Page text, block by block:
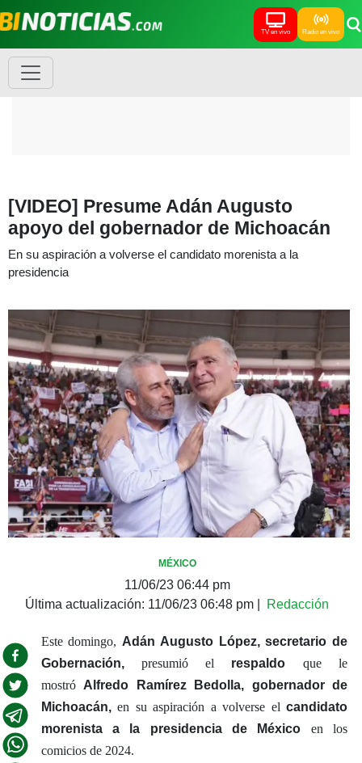
TV en vivo Radio en vivo
[VIDEO] Presume Adán Augusto
apoyo del gobernador de Michoacán
En su aspiración a volverse el candidato morenista a la
presidencia
MÉXICO
11/06/23 06:44 pm
Última actualización: 11/06/23 06:48 pm Redacción
Este domingo, Adán Augusto López, secretario de
Gobernación,presumió el respaldo que le
mostró Alfredo Ramírez Bedolla, gobernador de
Michoacán,en su aspiración a volverse el candidato
morenista a la presidencia de México en los
comicios de 2024.